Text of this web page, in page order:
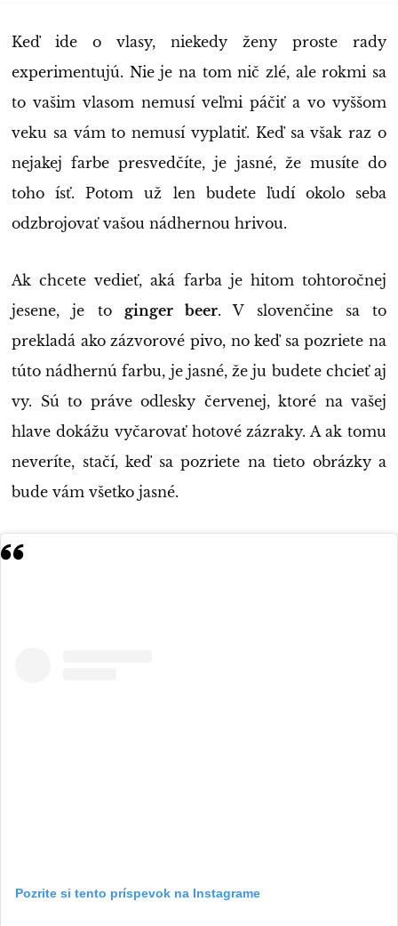
Keď ide o vlasy, niekedy ženy proste rady
experimentujú. Nie je na tom nič zlé, ale rokmi sa
to vašim vlasom nemusí veľmi páčiť a vo vyššom
veku sa vám to nemusí vyplatiť. Keď sa však raz o
nejakej farbe presvedčíte, je jasné, že musíte do
toho ísť. Potom už len budete ľudí okolo seba
odzbrojovať vašou nádhernou hrivou.
Ak chcete vedieť, aká farba je hitom tohtoročnej
jesene, je to ginger beer. V slovenčine sa to
prekladá ako zázvorové pivo, no keď sa pozriete na
túto nádhernú farbu, je jasné, že ju budete chcieť aj
vy. Sú to práve odlesky červenej, ktoré na vašej
hlave dokážu vyčarovať hotové zázraky. A ak tomu
neveríte, stačí, keď sa pozriete na tieto obrázky a
bude vám všetko jasné.
Pozrite si tento príspevok na Instagrame